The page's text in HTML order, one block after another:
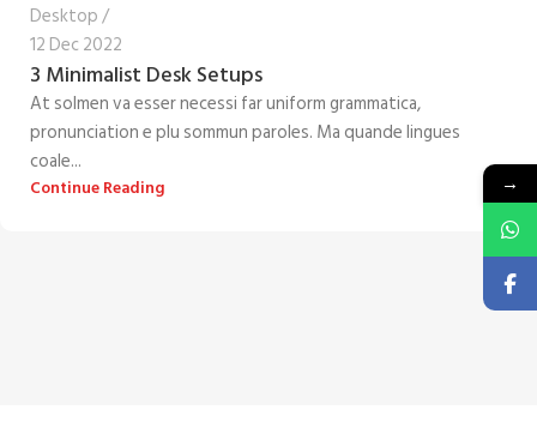
Desktop
12 Dec 2022
3 Minimalist Desk Setups
At solmen va esser necessi far uniform grammatica,
pronunciation e plu sommun paroles. Ma quande lingues
coale...
Continue Reading →